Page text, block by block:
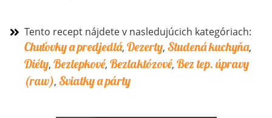
Tento recept nájdete v nasledujúcich kategóriach:
Chuťovky a predjedlá, Dezerty, Studená kuchyňa,
Diéty, Bezlepkové, Bezlaktózové, Bez tep. úpravy
(raw), Sviatky a párty